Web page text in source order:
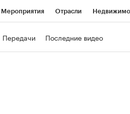
Мероприятия Отрасли
Передачи Последние видео